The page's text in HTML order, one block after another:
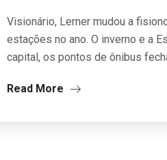
Visionário, Lerner mudou a
estações no ano. O inverno e a
capital, os pontos de ônibus
Read More